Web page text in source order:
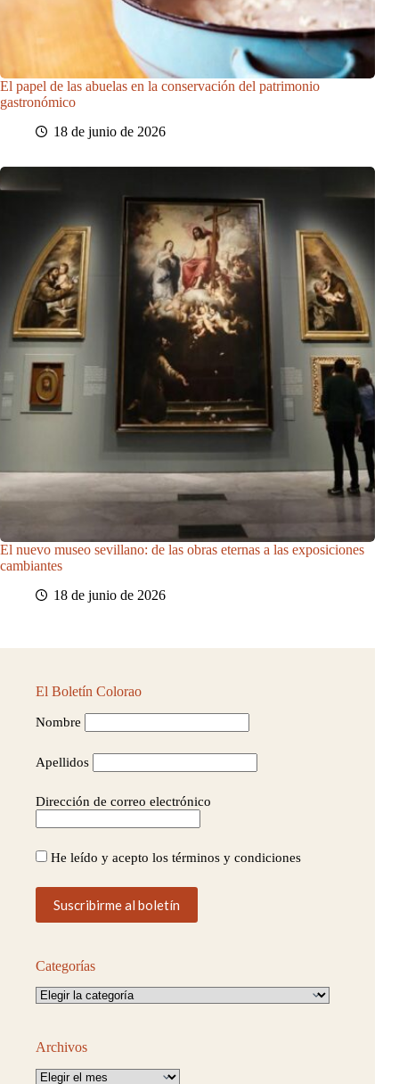
El papel de las abuelas en la conservación del patrimonio
gastronómico
18 de junio de 2026
El nuevo museo sevillano: de las obras eternas a las exposiciones
cambiantes
18 de junio de 2026
El Boletín Colorao
Nombre
Apellidos
Dirección de correo electrónico
He leído y acepto los términos y condiciones
Categorías
Categorías
Archivos
Archivos